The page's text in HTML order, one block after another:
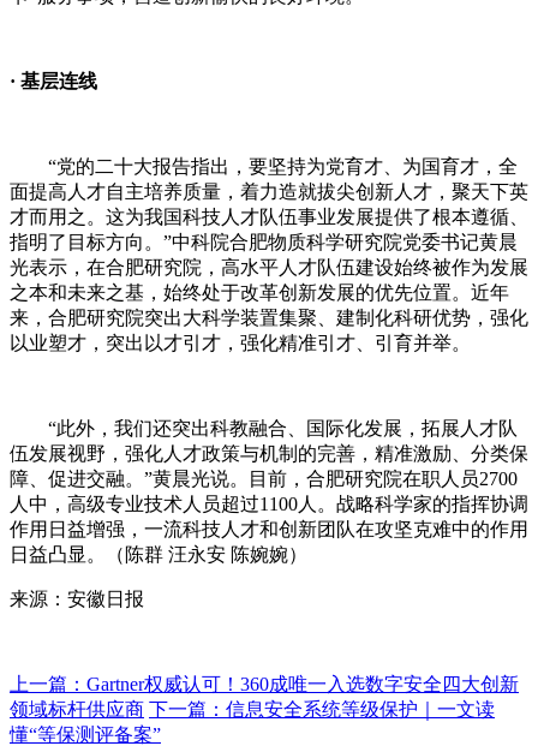
· 基层连线
“党的二十大报告指出，要坚持为党育才、为国育才，全
面提高人才自主培养质量，着力造就拔尖创新人才，聚天下英
才而用之。这为我国科技人才队伍事业发展提供了根本遵循、
指明了目标方向。 ”中科院合肥物质科学研究院党委书记黄晨
光表示，在合肥研究院，高水平人才队伍建设始终被作为发展
之本和未来之基，始终处于改革创新发展的优先位置。近年
来，合肥研究院突出大科学装置集聚、建制化科研优势，强化
以业塑才，突出以才引才，强化精准引才、引育并举。
“此外，我们还突出科教融合、国际化发展，拓展人才队
伍发展视野，强化人才政策与机制的完善，精准激励、分类保
障、促进交融。 ”黄晨光说。目前，合肥研究院在职人员2700
人中，高级专业技术人员超过1100人。战略科学家的指挥协调
作用日益增强，一流科技人才和创新团队在攻坚克难中的作用
日益凸显。（陈群 汪永安 陈婉婉）
来源：安徽日报
上一篇： Gartner权威认可！360成唯一入选数字安全四大创新
领域标杆供应商 下一篇： 信息安全系统等级保护｜一文读
懂“等保测评备案”